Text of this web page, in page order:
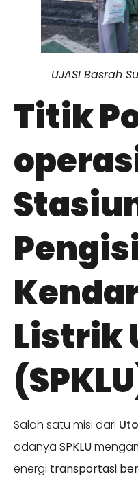
UJASI Basrah
Titik
Listrik
Salah satu misi dari
adanya SPKLU
energi transportasi